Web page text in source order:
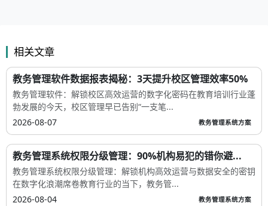
相关文章
教务管理软件数据报表揭秘：3天提升校区管理效率50%
教务管理软件：解锁校区高效运营的数字化密码在教育培训行业蓬
勃发展的今天，校区管理早已告别“一支笔...
2026-08-07
教务管理系统方案
教务管理系统权限分级管理：90%机构易犯的错你避...
教务管理系统权限分级管理：解锁机构高效运营与数据安全的密钥
在数字化浪潮席卷教育行业的当下，教务管...
2026-08-04
教务管理系统方案